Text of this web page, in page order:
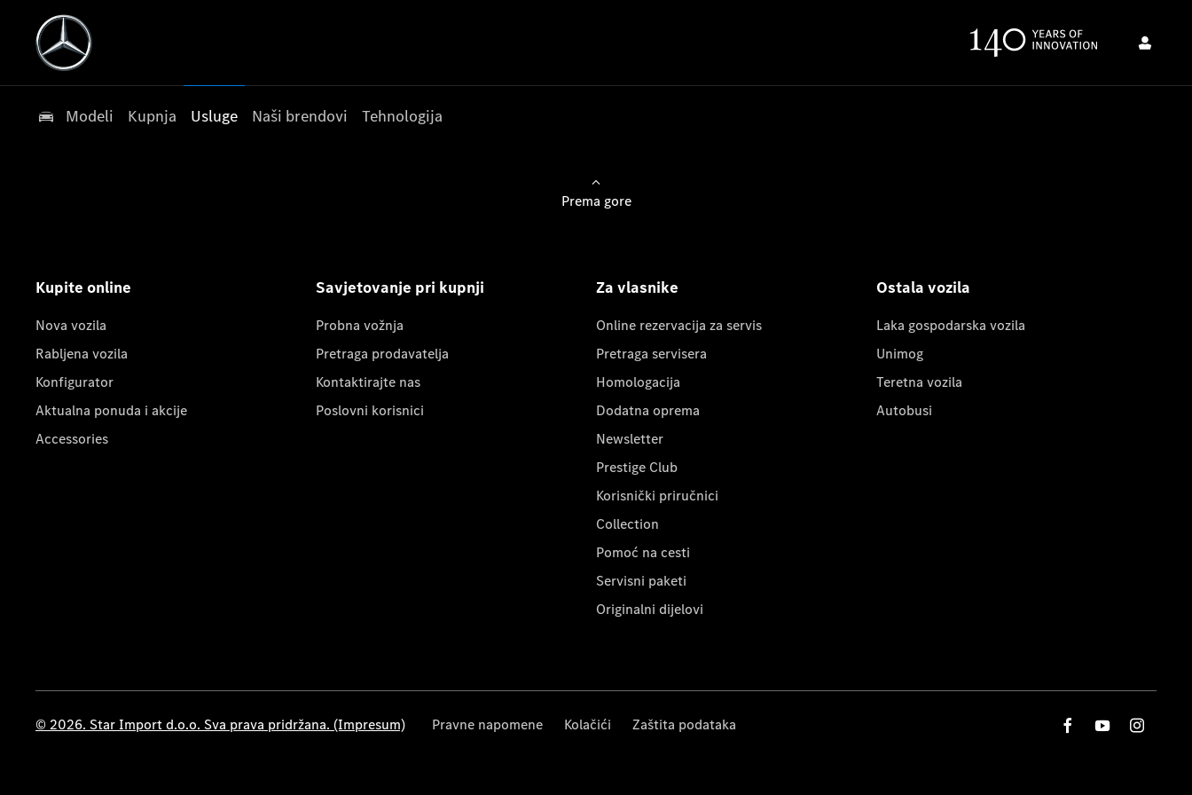
Modeli Kupnja Usluge Naši brendovi Tehnologija
Prema gore
Kupite online
Nova vozila
Rabljena vozila
Konfigurator
Aktualna ponuda i akcije
Accessories
Savjetovanje pri kupnji
Probna vožnja
Pretraga prodavatelja
Kontaktirajte nas
Poslovni korisnici
Za vlasnike
Online rezervacija za servis
Pretraga servisera
Homologacija
Dodatna oprema
Newsletter
Prestige Club
Korisnički priručnici
Collection
Pomoć na cesti
Servisni paketi
Originalni dijelovi
Ostala vozila
Laka gospodarska vozila
Unimog
Teretna vozila
Autobusi
© 2026. Star Import d.o.o. Sva prava pridržana. (Impresum) Pravne napomene Kolačići Zaštita podataka